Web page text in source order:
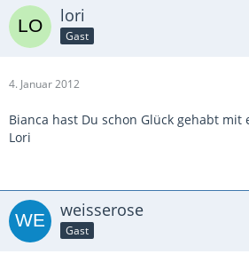
lori
Gast
4. Januar 2012
Bianca hast Du schon Glück gehabt mit
Lori
weisserose
Gast